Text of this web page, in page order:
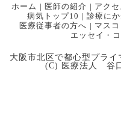
ホーム | 医師の紹介 | アクセ
病気トップ10 | 診療に
医療従事者の方へ | マス
エッセイ・
大阪市北区で都心型プラ
(C) 医療法人 谷